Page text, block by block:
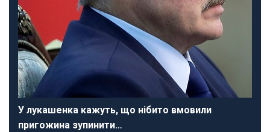
У лукашенка кажуть, що нібито вмовили
пригожина зупинити…